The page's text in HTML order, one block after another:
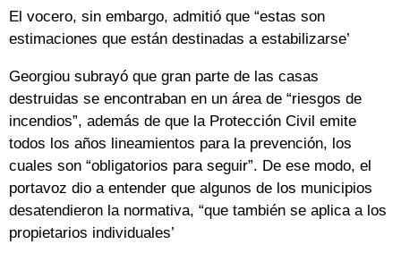
El vocero, sin embargo, admitió que “estas son
estimaciones que están destinadas a estabilizarse’
Georgiou subrayó que gran parte de las casas
destruidas se encontraban en un área de “riesgos de
incendios”, además de que la Protección Civil emite
todos los años lineamientos para la prevención, los
cuales son “obligatorios para seguir”. De ese modo, el
portavoz dio a entender que algunos de los municipios
desatendieron la normativa, “que también se aplica a los
propietarios individuales’